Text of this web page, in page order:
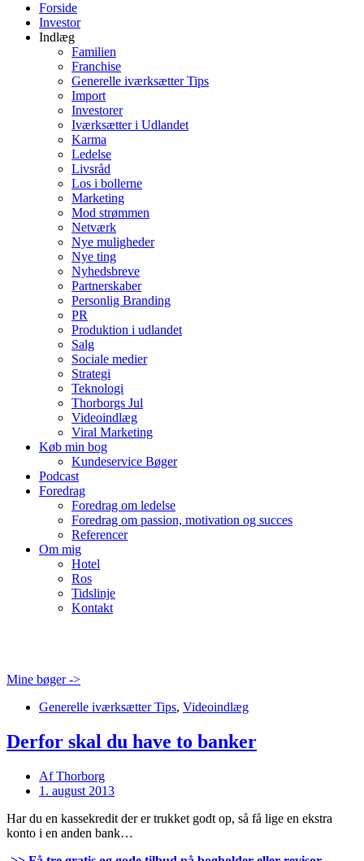
Forside
Investor
Indlæg
Familien
Franchise
Generelle iværksætter Tips
Import
Investorer
Iværksætter i Udlandet
Karma
Ledelse
Livsråd
Los i bollerne
Marketing
Mod strømmen
Netværk
Nye muligheder
Nye ting
Nyhedsbreve
Partnerskaber
Personlig Branding
PR
Produktion i udlandet
Salg
Sociale medier
Strategi
Teknologi
Thorborgs Jul
Videoindlæg
Viral Marketing
Køb min bog
Kundeservice Bøger
Podcast
Foredrag
Foredrag om ledelse
Foredrag om passion, motivation og succes
Referencer
Om mig
Hotel
Ros
Tidslinje
Kontakt
Mine bøger ->
Generelle iværksætter Tips, Videoindlæg
Derfor skal du have to banker
AfThorborg
1. august 2013
Har du en kassekredit der er trukket godt op, så få lige en ekstra
konto i en anden bank…